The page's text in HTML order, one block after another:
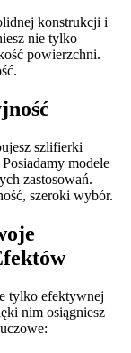
konstrukcji i
nie tylko
powierzchni.
szlifierki
modele
zastosowań.
szeroki wybór.
tylko efektywnej
nim osiągniesz